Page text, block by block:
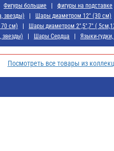
Фигуры большие фигуры на подставке
звезды)
Шары диаметром 12" (30 см)
см)
Шары диаметром 2",5",7" (
звезды)
Шары Сердца Языки-
Посмотреть все товары из